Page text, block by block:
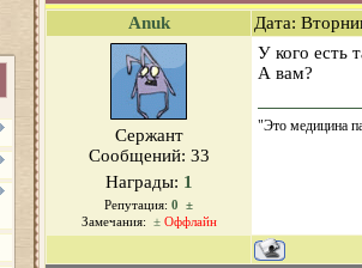
Anuk Дата:
Сержант
Сообщений: 33
Награды: 1
Репутация: 0
±
Замечания:
± Оффлайн
У кого есть
А вам?
"Это медицина